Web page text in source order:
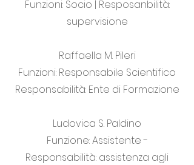
Funzioni: Socio | Resposanbilità:
supervisione
Raffaella M. Pileri
Funzioni: Responsabile Scientifico
Responsabilità: Ente di Formazione
Ludovica S. Paldino
Funzione: Assistente -
Responsabilità: assistenza agli